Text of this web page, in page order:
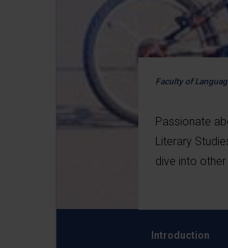
Faculty of
Passionate
Literary
dive into
Introduction